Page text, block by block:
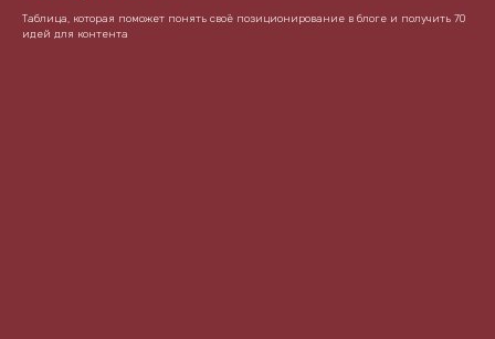
Таблица, которая поможет понять своё позиционирование в блоге и получить 70
идей для контента